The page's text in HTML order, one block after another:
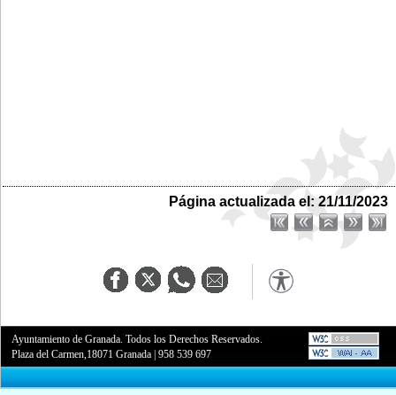
Página actualizada el: 21/11/2023
Ayuntamiento de Granada. Todos los Derechos Reservados.
Plaza del Carmen,18071 Granada |958 539 697